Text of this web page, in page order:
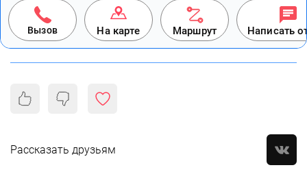
Вызов На карте Маршрут Написать
Рассказать друзьям